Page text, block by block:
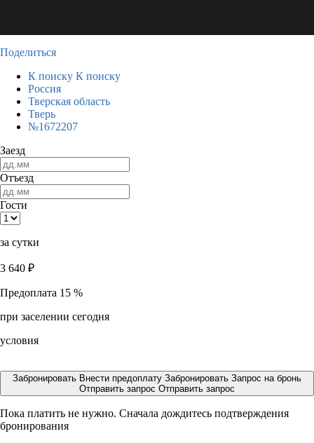
Поделиться
К поиску К поиску
Россия
Тверская область
Тверь
№1672207
Заезд
Отъезд
Гости
за сутки
3 640 ₽
Предоплата 15 %
при заселении сегодня
условия
Забронировать Внести предоплату Забронировать Запрос на бронь
Отправить запрос Отправить запрос
Пока платить не нужно. Сначала дождитесь подтверждения
бронирования